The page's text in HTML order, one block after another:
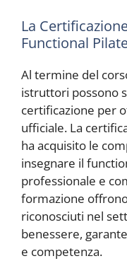
La
Functional
Al termine del
istruttori possono
certificazione per
ufficiale. La
ha acquisito le
insegnare il
professionale e
formazione
riconosciuti nel
benessere,
e competenza.